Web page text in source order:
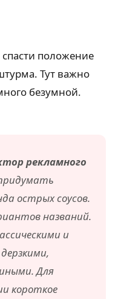
положение
Тут важно
безумной.
рекламного
острых соусов.
названий.
и
Для
короткое